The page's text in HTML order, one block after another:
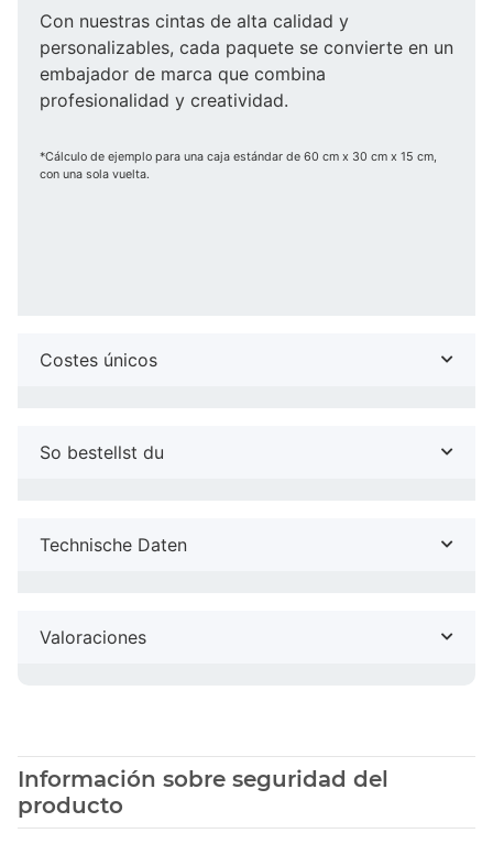
Con nuestras cintas de alta calidad y
personalizables, cada paquete se convierte en un
embajador de marca que combina
profesionalidad y creatividad.
*Cálculo de ejemplo para una caja estándar de 60 cm x 30 cm x 15 cm,
con una sola vuelta.
Costes únicos
So bestellst du
Technische Daten
Valoraciones
Información sobre seguridad del
producto